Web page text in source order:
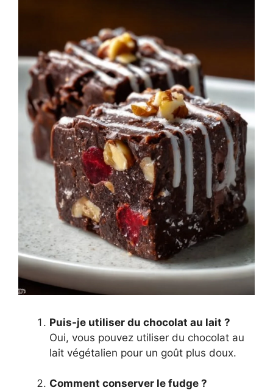
Puis-je utiliser du chocolat au lait ?
Oui, vous pouvez utiliser du chocolat au
lait végétalien pour un goût plus doux.
Comment conserver le fudge ?